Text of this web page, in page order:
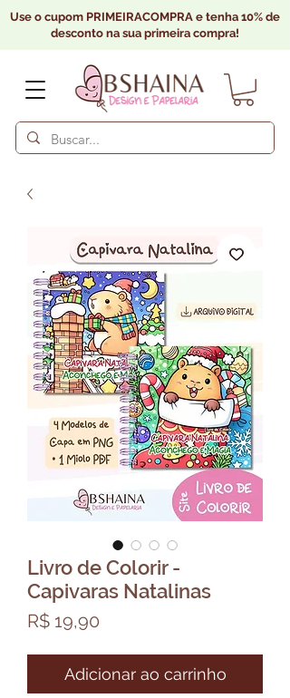
Use o cupom PRIMEIRACOMPRA e tenha 10% de
desconto na sua primeira compra!
Livro de Colorir -
Capivaras Natalinas
R$ 19,90
Adicionar ao carrinho